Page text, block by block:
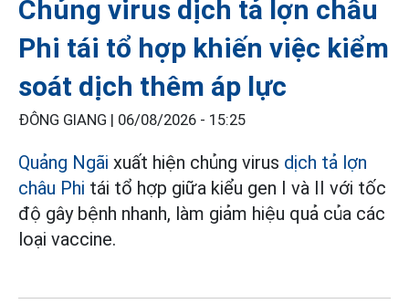
Chủng virus dịch tả lợn châu
Phi tái tổ hợp khiến việc kiểm
soát dịch thêm áp lực
ĐÔNG GIANG | 06/08/2026 - 15:25
Quảng Ngãi xuất hiện chủng virus dịch tả lợn
châu Phi tái tổ hợp giữa kiểu gen I và II với tốc
độ gây bệnh nhanh, làm giảm hiệu quả của các
loại vaccine.